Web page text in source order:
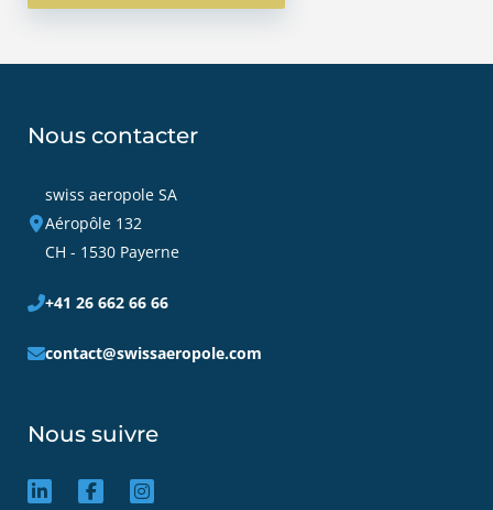
Nous contacter
swiss aeropole SA
Aéropôle 132
CH - 1530 Payerne
+41 26 662 66 66
contact@swissaeropole.com
Nous suivre